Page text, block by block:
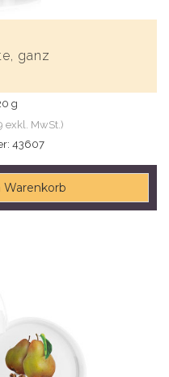
ganz
g
exkl. MwSt.)
43607
Warenkorb